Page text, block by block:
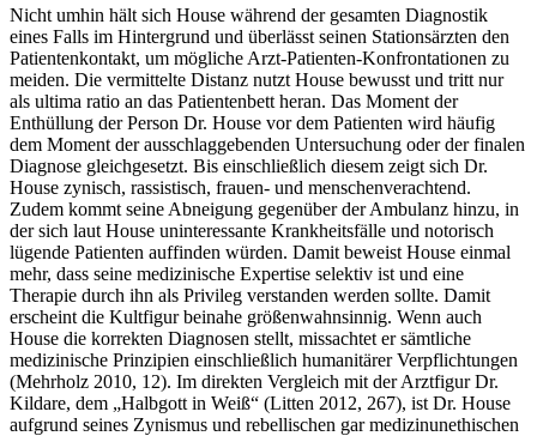
Nicht umhin hält sich House während der gesamten Diagnostik
eines Falls im Hintergrund und überlässt seinen Stationsärzten den
Patientenkontakt, um mögliche Arzt-Patienten-Konfrontationen zu
meiden. Die vermittelte Distanz nutzt House bewusst und tritt nur
als ultima ratio an das Patientenbett heran. Das Moment der
Enthüllung der Person Dr. House vor dem Patienten wird häufig
dem Moment der ausschlaggebenden Untersuchung oder der finalen
Diagnose gleichgesetzt. Bis einschließlich diesem zeigt sich Dr.
House zynisch, rassistisch, frauen- und menschenverachtend.
Zudem kommt seine Abneigung gegenüber der Ambulanz hinzu, in
der sich laut House uninteressante Krankheitsfälle und notorisch
lügende Patienten auffinden würden. Damit beweist House einmal
mehr, dass seine medizinische Expertise selektiv ist und eine
Therapie durch ihn als Privileg verstanden werden sollte. Damit
erscheint die Kultfigur beinahe größenwahnsinnig. Wenn auch
House die korrekten Diagnosen stellt, missachtet er sämtliche
medizinische Prinzipien einschließlich humanitärer Verpflichtungen
(Mehrholz 2010, 12). Im direkten Vergleich mit der Arztfigur Dr.
Kildare, dem „Halbgott in Weiß“ (Litten 2012, 267), ist Dr. House
aufgrund seines Zynismus und rebellischen gar medizinunethischen